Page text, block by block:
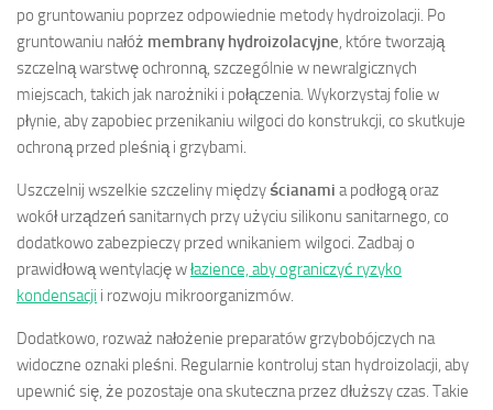
po gruntowaniu poprzez odpowiednie metody hydroizolacji. Po
gruntowaniu nałóż membrany hydroizolacyjne , które tworzają
szczelną warstwę ochronną, szczególnie w newralgicznych
miejscach, takich jak narożniki i połączenia. Wykorzystaj folie w
płynie, aby zapobiec przenikaniu wilgoci do konstrukcji, co skutkuje
ochroną przed pleśnią i grzybami.
Uszczelnij wszelkie szczeliny międzyścianami a podłogą oraz
wokół urządzeń sanitarnych przy użyciu silikonu sanitarnego, co
dodatkowo zabezpieczy przed wnikaniem wilgoci. Zadbaj o
prawidłową wentylację włazience, aby ograniczyć ryzyko
kondensacji i rozwoju mikroorganizmów.
Dodatkowo, rozważ nałożenie preparatów grzybobójczych na
widoczne oznaki pleśni. Regularnie kontroluj stan hydroizolacji, aby
upewnić się, że pozostaje ona skuteczna przez dłuższy czas. Takie